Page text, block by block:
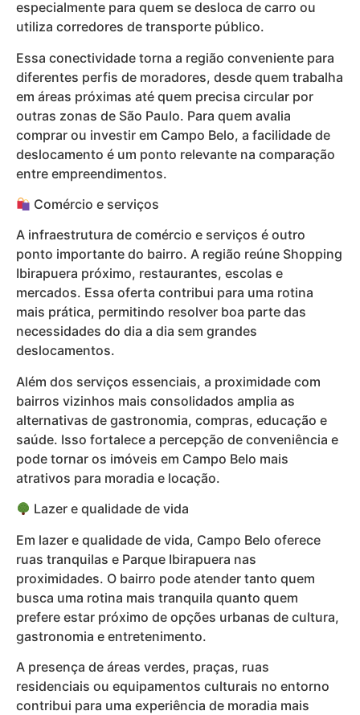
especialmente para quem se desloca de carro ou
utiliza corredores de transporte público.
Essa conectividade torna a região conveniente para
diferentes perfis de moradores, desde quem trabalha
em áreas próximas até quem precisa circular por
outras zonas de São Paulo. Para quem avalia
comprar ou investir em Campo Belo, a facilidade de
deslocamento é um ponto relevante na comparação
entre empreendimentos.
Comércio e serviços
A infraestrutura de comércio e serviços é outro
ponto importante do bairro. A região reúne Shopping
Ibirapuera próximo, restaurantes, escolas e
mercados. Essa oferta contribui para uma rotina
mais prática, permitindo resolver boa parte das
necessidades do dia a dia sem grandes
deslocamentos.
Além dos serviços essenciais, a proximidade com
bairros vizinhos mais consolidados amplia as
alternativas de gastronomia, compras, educação e
saúde. Isso fortalece a percepção de conveniência e
pode tornar os imóveis em Campo Belo mais
atrativos para moradia e locação.
Lazer e qualidade de vida
Em lazer e qualidade de vida, Campo Belo oferece
ruas tranquilas e Parque Ibirapuera nas
proximidades. O bairro pode atender tanto quem
busca uma rotina mais tranquila quanto quem
prefere estar próximo de opções urbanas de cultura,
gastronomia e entretenimento.
A presença de áreas verdes, praças, ruas
residenciais ou equipamentos culturais no entorno
contribui para uma experiência de moradia mais